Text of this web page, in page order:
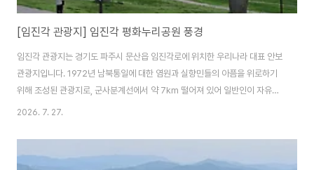
[임진각 관광지] 임진각 평화누리공원 풍경
임진각 관광지는 경기도 파주시 문산읍 임진각로에 위치한 우리나라 대표 안보
관광지입니다. 1972년 남북통일에 대한 염원과 실향민들의 아픔을 위로하기
위해 조성된 관광지로, 군사분계선에서 약 7km 떨어져 있어 일반인이 자유롭
게 방문할 수 있는 민간인 출입 가능 지역 가운데 북한과 가장 가까운 관광지 중
만여 평 규모의 대형 잔디공원으로 넓은 초원과 산책로, 다양한 조형물, 풍차 언
덕이 어우러져 사계절 아름다운 풍경을 감상할 수 있고, 특히 봄과 가을에는 많
2026. 7. 27.